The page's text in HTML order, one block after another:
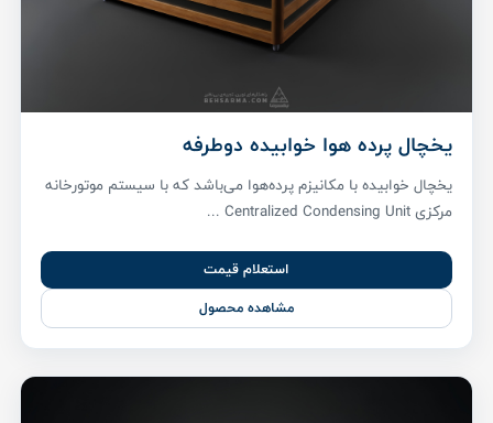
یخچال پرده هوا خوابیده دوطرفه
یخچال خوابیده با مکانیزم پرده‌هوا می‌باشد که با سیستم موتورخانه
مرکزی Centralized Condensing Unit ...
استعلام قیمت
مشاهده محصول